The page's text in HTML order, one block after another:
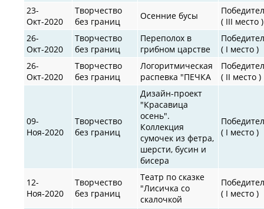
23-
Окт-2020
Творчество
без границ
Осенние бусы
( III место )
26-
Окт-2020
Творчество
без границ
Переполох в
грибном царстве
( I место )
26-
Окт-2020
Творчество
без границ
Логоритмическая
распевка "ПЕЧКА
( II место )
09-
Ноя-2020
Творчество
без границ
Дизайн-проект
"Красавица
осень".
Коллекция
сумочек из фетра,
шерсти, бусин и
бисера
( I место )
12-
Ноя-2020
Творчество
без границ
Театр по сказке
"Лисичка со
скалочкой
( I место )